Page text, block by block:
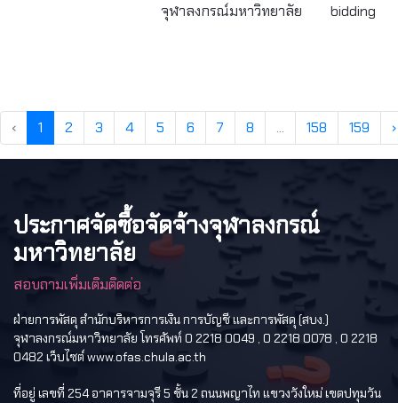
จุฬาลงกรณ์มหาวิทยาลัย
bidding
‹ 1 2 3 4 5 6 7 8 ... 158 159 ›
ประกาศจัดซื้อจัดจ้างจุฬาลงกรณ์
มหาวิทยาลัย
สอบถามเพิ่มเติมติดต่อ
ฝ่ายการพัสดุ สำนักบริหารการเงิน การบัญชี และการพัสดุ (สบง.)
จุฬาลงกรณ์มหาวิทยาลัย โทรศัพท์ 0 2218 0049 , 0 2218 0078 , 0 2218
0482 เว็บไซต์ www.ofas.chula.ac.th
ที่อยู่ เลขที่ 254 อาคารจามจุรี 5 ชั้น 2 ถนนพญาไท แขวงวังใหม่ เขตปทุมวัน